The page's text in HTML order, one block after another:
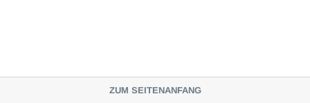
ZUM SEITENANFANG